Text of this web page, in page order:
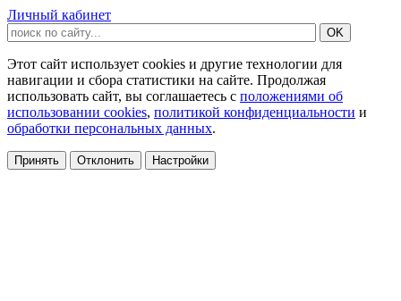
Личный кабинет
Этот сайт использует cookies и другие технологии для
навигации и сбора статистики на сайте. Продолжая
использовать сайт, вы соглашаетесь с положениями об
использовании cookies, политикой конфиденциальности и
обработки персональных данных.
Принять Отклонить Настройки